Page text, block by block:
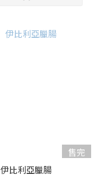
售完
伊比利亞臘腸